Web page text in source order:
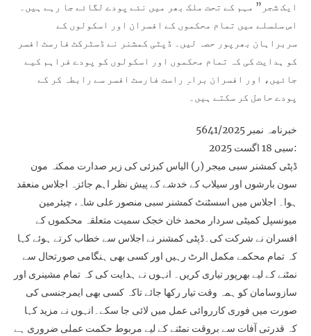
ایک شجر” مہم کے تحت ملک بھر میں نئے پودے لگائے جا رہے ہیں۔
اس سلسلے میں تمام محکموں کے افسران اور اسکولوں کے
سربراہان بھرپور حصہ لیں۔ ڈپٹی کمشنر نے ڈسٹرکٹ فارسٹ افسر
کو ہدایت کی کہ تمام محکموں اور اسکولوں کو پودے فراہم کیے
جائیں، اور افسران براہِ راست فارسٹ افسر سے رابطہ کر کے
پودے حاصل کر سکتے ہیں۔
خبرنامہ نمبر 5641/2025
سبی 18 اگست 2025:
ڈپٹی کمشنر سبی میجر (ر) الیاس کبزئی کی زیر صدارت ممکنہ مون
سون بارشوں اور سیلاب کے خدشے کے پیش نظر اہم جائزہ اجلاس منعقد
ہوا۔ اجلاس میں اسسٹنٹ کمشنر سبی منصور علی شاہ، چیئرمین
میونسپل کمیٹی سردار محمد خان خجک سمیت متعلقہ محکموں کے
افسران نے شرکت کی۔ڈپٹی کمشنر نے اجلاس سے خطاب کرتے ہوئے کہا
کہ تمام محکمے مکمل الرٹ رہیں اور کسی بھی ہنگامی صورتحال سے
نمٹنے کے لیے بھرپور تیاری کریں۔ انہوں نے ہدایت کی کہ تمام مشینری اور
سازوسامان کو ہمہ وقت تیار رکھا جائے تاکہ کسی بھی ایمرجنسی کی
صورت میں فوری کارروائی عمل میں لائی جا سکے۔انہوں نے مزید کہا
کہ قدرتی آفات سے بروقت نمٹنے کے لیے مربوط حکمت عملی ضروری ہے